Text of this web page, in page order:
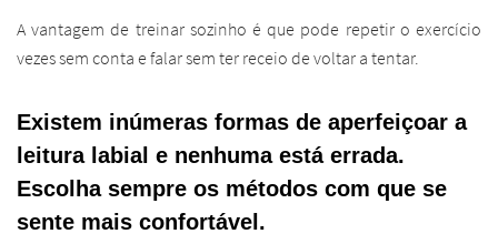
A vantagem de treinar sozinho é que pode repetir o exercício
vezes sem conta e falar sem ter receio de voltar a tentar.
Existem inúmeras formas de aperfeiçoar a
leitura labial e nenhuma está errada.
Escolha sempre os métodos com que se
sente mais confortável.